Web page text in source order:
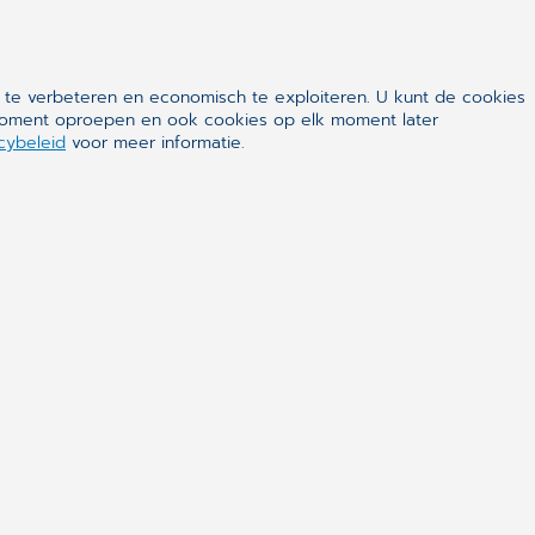
verbeteren en economisch te exploiteren. U kunt de cookies
oproepen en ook cookies op elk moment later
voor meer informatie.